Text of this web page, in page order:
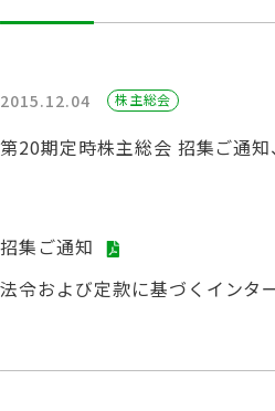
2015.12.04 株主総会
第20期定時株主総会 招集ご通
招集ご通知
法令および定款に基づくインタ